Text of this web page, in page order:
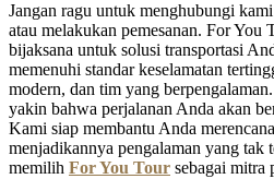
Jangan ragu untuk menghubungi
atau melakukan pemesanan. For You
bijaksana untuk solusi transportasi
memenuhi standar keselamatan
modern, dan tim yang
yakin bahwa perjalanan Anda akan
Kami siap membantu Anda
menjadikannya pengalaman yang tak
memilih For You Tour sebagai mitra